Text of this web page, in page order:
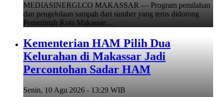
MEDIASINERGI.CO MAKASSAR — Program pemilahan
dan pengelolaan sampah dari sumber yang terus didorong
Pemerintah Kota Makassar…
Kementerian HAM Pilih Dua
Kelurahan di Makassar Jadi
Percontohan Sadar HAM
Senin, 10 Agu 2026 - 13:29 WIB